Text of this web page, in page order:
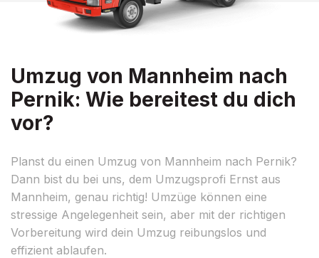
Umzug von Mannheim nach
Pernik: Wie bereitest du dich
vor?
Planst du einen Umzug von Mannheim nach Pernik?
Dann bist du bei uns, dem Umzugsprofi Ernst aus
Mannheim, genau richtig! Umzüge können eine
stressige Angelegenheit sein, aber mit der richtigen
Vorbereitung wird dein Umzug reibungslos und
effizient ablaufen.